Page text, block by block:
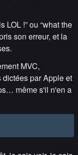
LOL !” ou “what the
son erreur, et la
MVC,
par Apple et
même s'il n'en a